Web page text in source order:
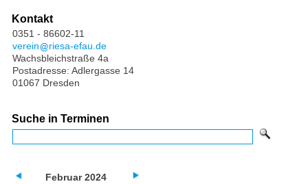
Kontakt
0351 - 86602-11
verein
riesa-efau.de
Wachsbleichstraße 4a
Postadresse: Adlergasse 14
01067 Dresden
Suche in Terminen
Februar 2024